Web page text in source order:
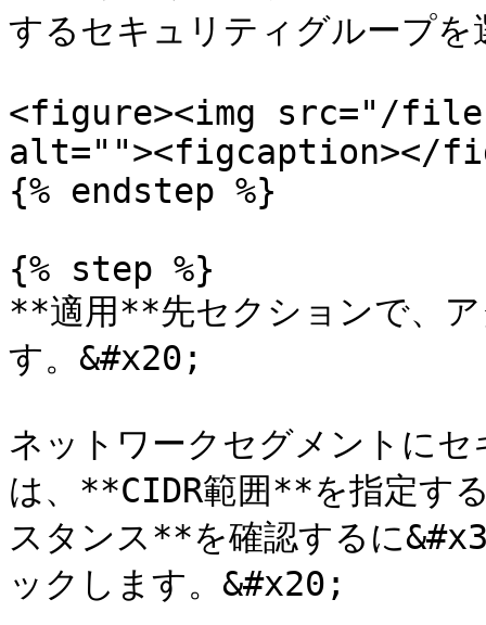
するセキュリティグループを
<figure><img src="/files/
alt=""><figcaption></
{% endstep %}
{% step %}
**適用**先セクションで、ア
す。&#x20;
ネットワークセグメントに
は、**CIDR範囲**を指定す
スタンス**を確認するに
ックします。&#x20;